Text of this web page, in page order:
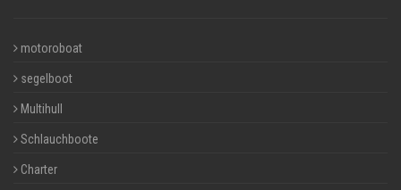
motoroboat
segelboot
Multihull
Schlauchboote
Charter